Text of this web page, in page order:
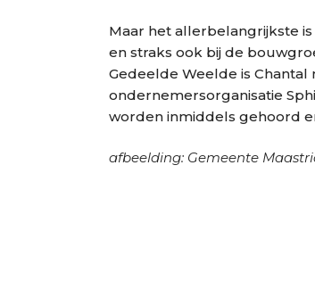
Maar het allerbelangrijkste
en straks ook bij de
Gedeelde Weelde is
ondernemersorganisatie
worden inmiddels gehoord
afbeelding: Gemeente